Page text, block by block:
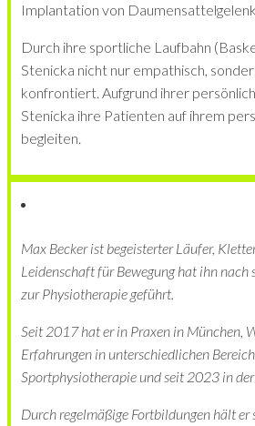
Implantation von
Durch ihre sportliche Laufbahn
Stenicka nicht nur empathisch,
konfrontiert. Aufgrund ihrer
Stenicka ihre Patienten auf ihrem
begleiten.
Max Becker ist begeisterter Läufer,
Leidenschaft für Bewegung hat ihn
zur Physiotherapie geführt.
Seit 2017 hat er in Praxen in München,
Erfahrungen in unterschiedlichen
Sportphysiotherapie und seit 2023 in
Durch regelmäßige Fortbildungen hält